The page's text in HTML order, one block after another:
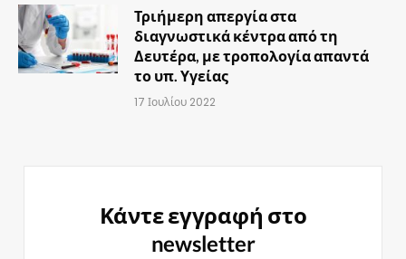
Τριήμερη απεργία στα
διαγνωστικά κέντρα από τη
Δευτέρα, με τροπολογία απαντά
το υπ. Υγείας
17 Ιουλίου 2022
Κάντε εγγραφή στο
newsletter